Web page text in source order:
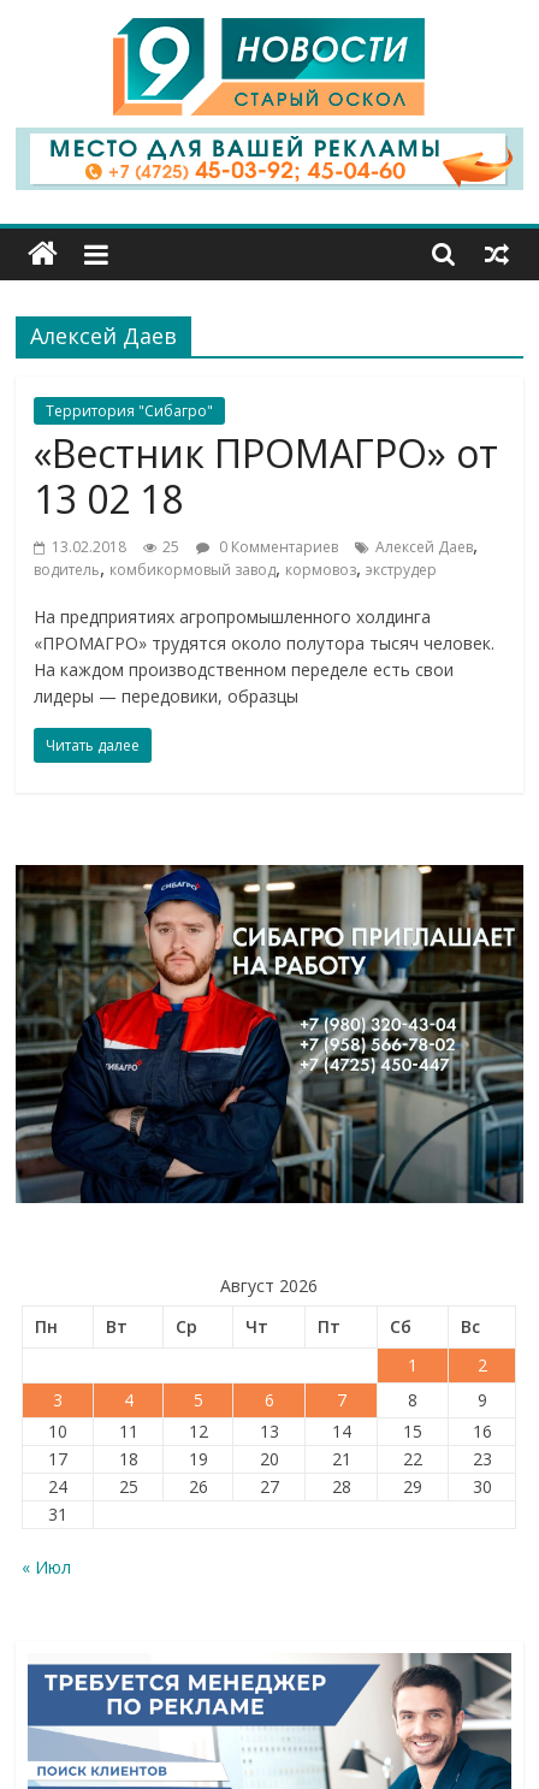
9
Канал
Старый
Оскол
Алексей Даев
Территория "Сибагро"
«Вестник ПРОМАГРО» от
13 02 18
13.02.2018 25 0 Комментариев Алексей Даев,
водитель, комбикормовый завод, кормовоз,экструдер
На предприятиях агропромышленного холдинга
«ПРОМАГРО» трудятся около полутора тысяч человек.
На каждом производственном переделе есть свои
лидеры — передовики, образцы
Читать далее
Август 2026
Пн
Вт Ср Чт Пт Сб
Вс
1
2
3
4 5 6 7 8
9
10
11 12 13 14 15
16
17
18 19 20 21 22
23
24
25 26 27 28 29
30
31
« Июл